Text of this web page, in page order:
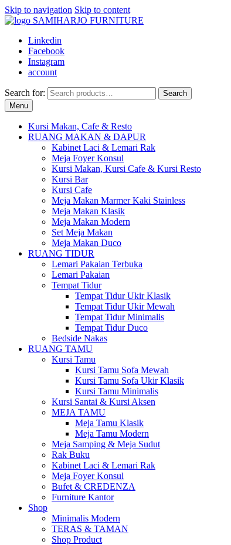
Skip to navigation Skip to content
Linkedin
Facebook
Instagram
account
Search for:
Search
Menu
Kursi Makan, Cafe & Resto
RUANG MAKAN & DAPUR
Kabinet Laci & Lemari Rak
Meja Foyer Konsul
Kursi Makan, Kursi Cafe & Kursi Resto
Kursi Bar
Kursi Cafe
Meja Makan Marmer Kaki Stainless
Meja Makan Klasik
Meja Makan Modern
Set Meja Makan
Meja Makan Duco
RUANG TIDUR
Lemari Pakaian Terbuka
Lemari Pakaian
Tempat Tidur
Tempat Tidur Ukir Klasik
Tempat Tidur Ukir Mewah
Tempat Tidur Minimalis
Tempat Tidur Duco
Bedside Nakas
RUANG TAMU
Kursi Tamu
Kursi Tamu Sofa Mewah
Kursi Tamu Sofa Ukir Klasik
Kursi Tamu Minimalis
Kursi Santai & Kursi Aksen
MEJA TAMU
Meja Tamu Klasik
Meja Tamu Modern
Meja Samping & Meja Sudut
Rak Buku
Kabinet Laci & Lemari Rak
Meja Foyer Konsul
Bufet & CREDENZA
Furniture Kantor
Shop
Minimalis Modern
TERAS & TAMAN
Shop Product